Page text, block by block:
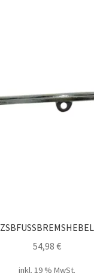
ZSBFUSSBREMSHEBEL
54,98 €
inkl. 19 % MwSt.